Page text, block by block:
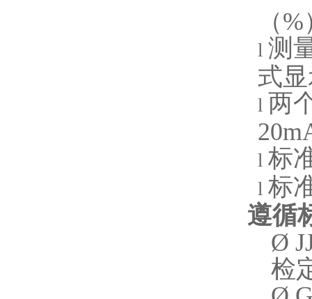
（
l 测
式
l 两
l 标
l 标
遵循
Ø
检